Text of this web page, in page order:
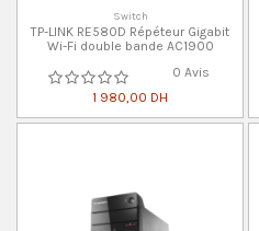
Switch
TP-LINK RE580D Répéteur Gigabit
Wi-Fi double bande AC1900
0 Avis
1 980,00 DH